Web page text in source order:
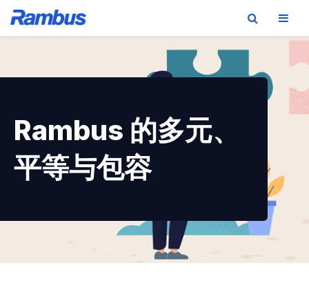
Rambus 的多元、
平等与包容